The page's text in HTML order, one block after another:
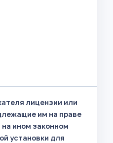
лицензии или
им на праве
ином законном
установки для